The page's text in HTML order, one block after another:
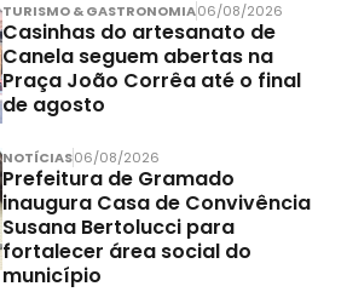
TURISMO & GASTRONOMIA06/08/2026
Casinhas do artesanato de
Canela seguem abertas na
Praça João Corrêa até o final
de agosto
NOTÍCIAS06/08/2026
Prefeitura de Gramado
inaugura Casa de Convivência
Susana Bertolucci para
fortalecer área social do
município